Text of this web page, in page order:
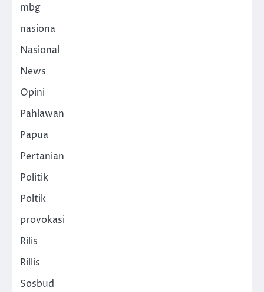
mbg
nasiona
Nasional
News
Opini
Pahlawan
Papua
Pertanian
Politik
Poltik
provokasi
Rilis
Rillis
Sosbud